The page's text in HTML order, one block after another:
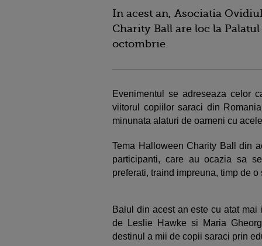
In acest an, Asociatia
Charity Ball are loc la
octombrie.
Evenimentul se adreseaza celor
viitorul copiilor saraci din
minunata alaturi de oameni cu
Tema Halloween Charity Ball din
participanti, care au ocazia sa
preferati, traind impreuna, timp de
Balul din acest an este cu atat
de Leslie Hawke si Maria
destinul a mii de copii saraci prin